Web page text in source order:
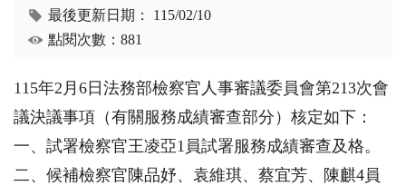
最後更新日期： 115/02/10
點閱次數：881
115年2月6日法務部檢察官人事審議委員會第213次會
議決議事項（有關服務成績審查部分）核定如下：
一、試署檢察官王凌亞1員試署服務成績審查及格。
二、候補檢察官陳品妤、袁維琪、蔡宜芳、陳麒4員